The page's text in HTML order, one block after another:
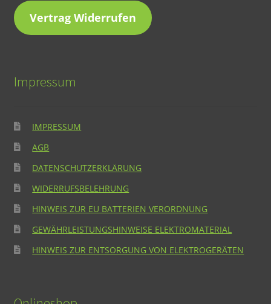
Vertrag Widerrufen
Impressum
IMPRESSUM
AGB
DATENSCHUTZERKLÄRUNG
WIDERRUFSBELEHRUNG
HINWEIS ZUR EU BATTERIEN VERORDNUNG
GEWÄHRLEISTUNGSHINWEISE ELEKTROMATERIAL
HINWEIS ZUR ENTSORGUNG VON ELEKTROGERÄTEN